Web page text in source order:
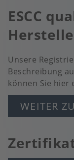
ESCC
Unsere
Beschreibung
können Sie hier
WEITER